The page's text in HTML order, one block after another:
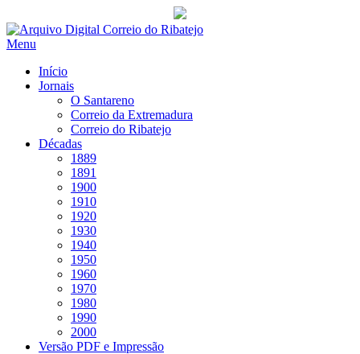
Saltar
para
Menu
Início
Jornais
O Santareno
Correio da Extremadura
Correio do Ribatejo
Décadas
1889
1891
1900
1910
1920
1930
1940
1950
1960
1970
1980
1990
2000
Versão PDF e Impressão